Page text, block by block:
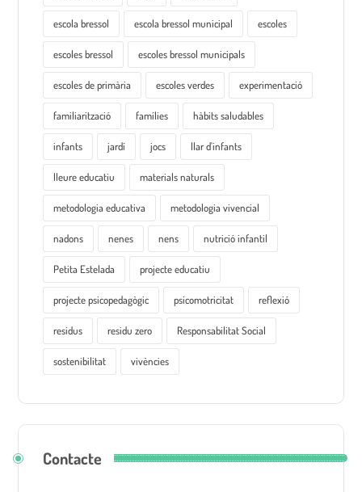
escola bressol escola bressol municipal escoles
escoles bressol escoles bressol municipals
escoles de primària escoles verdes experimentació
familiarització famílies hàbits saludables
infants jardí jocs llar d'infants
lleure educatiu materials naturals
metodologia educativa metodologia vivencial
nadons nenes nens nutrició infantil
Petita Estelada projecte educatiu
projecte psicopedagògic psicomotricitat reflexió
residus residu zero Responsabilitat Social
sostenibilitat vivències
Contacte